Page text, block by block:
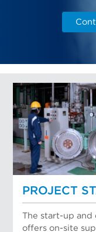
PROJECT
The start-up and
offers on-site